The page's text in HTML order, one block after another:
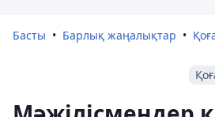
Басты Барлық жаңалықтар